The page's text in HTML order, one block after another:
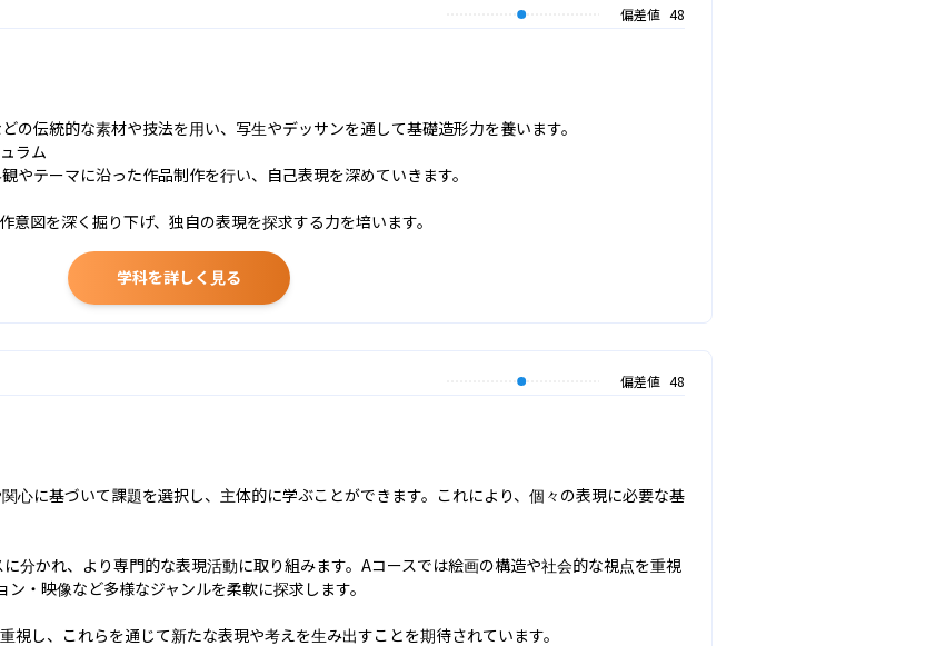
偏差値 48
の伝統的な素材や技法を用い、写生やデッサンを通して基礎造形力を養います。
ラム
やテーマに沿った作品制作を行い、自己表現を深めていきます。
図を深く掘り下げ、独自の表現を探求する力を培います。
学科を詳しく見る
偏差値 48
心に基づいて課題を選択し、主体的に学ぶことができます。これにより、個々の表現に必要な基
分かれ、より専門的な表現活動に取り組みます。Aコースでは絵画の構造や社会的な視点を重視
・映像など多様なジャンルを柔軟に探求します。
し、これらを通じて新たな表現や考えを生み出すことを期待されています。